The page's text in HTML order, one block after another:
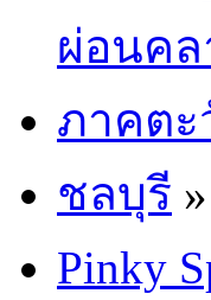
ผ่อนค
ภาคตะ
ชลบุรี »
Pinky